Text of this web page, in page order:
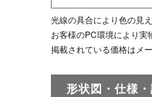
光線の具合により色の見
お客様のPC環境により実
掲載されている価格はメ
形状図・仕様